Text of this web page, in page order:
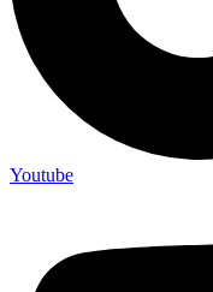
Youtube